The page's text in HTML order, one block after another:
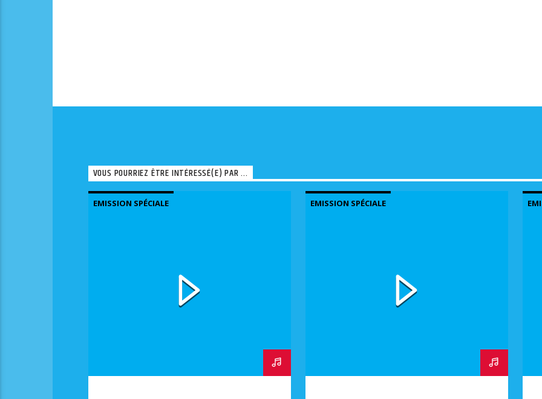
VOUS POURRIEZ ÊTRE INTÉRESSÉ(E) PAR ...
EMISSION SPÉCIALE EMISSION SPÉCIALE